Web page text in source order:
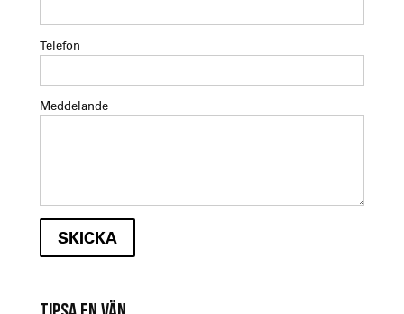
Telefon
Meddelande